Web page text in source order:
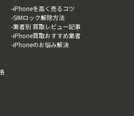
-iPhoneを高く売るコツ
-SIMロック解除方法
-業者別 買取レビュー記事
-iPhone買取おすすめ業者
-iPhoneのお悩み解決